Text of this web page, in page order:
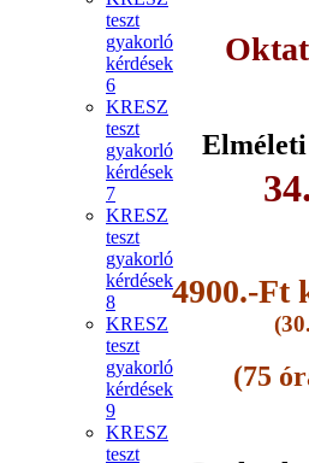
34
4900.-Ft
(75
teszt
gyakorló
kérdések
6
KRESZ
teszt
gyakorló
kérdések
7
KRESZ
teszt
gyakorló
kérdések
8
KRESZ
teszt
gyakorló
kérdések
9
KRESZ
teszt